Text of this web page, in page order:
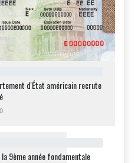
d'État américain recrute
9ème année fondamentale